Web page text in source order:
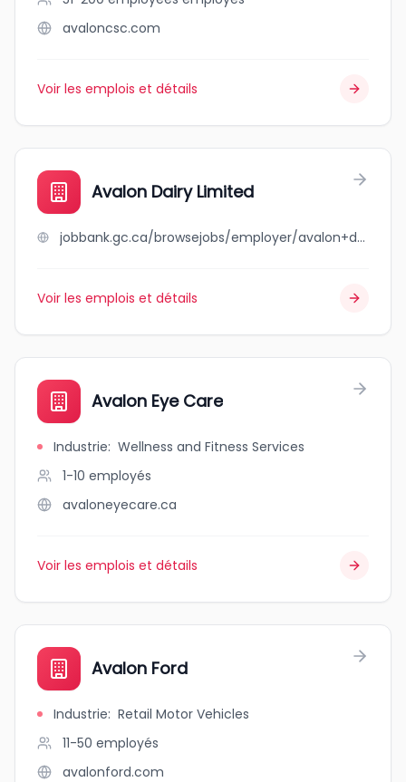
avaloncsc.com
Voir les emplois et détails
Avalon Dairy Limited
jobbank.gc.ca/browsejobs/employer/avalon+dairy+limited/ca
Voir les emplois et détails
Avalon Eye Care
Industrie: Wellness and Fitness Services
1-10 employés
avaloneyecare.ca
Voir les emplois et détails
Avalon Ford
Industrie: Retail Motor Vehicles
11-50 employés
avalonford.com